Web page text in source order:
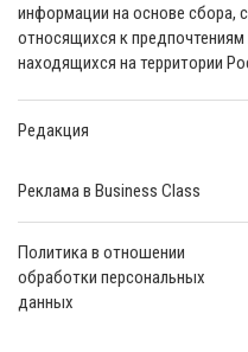
информации на основе сбора,
относящихся к предпочтениям
находящихся на территории
Редакция
Реклама в Business Class
Политика в отношении
обработки персональных
данных